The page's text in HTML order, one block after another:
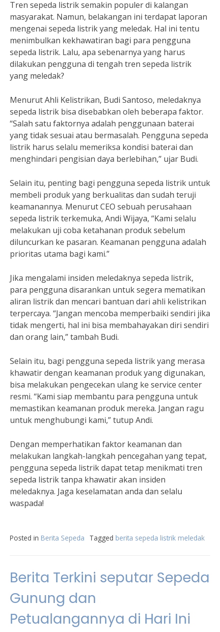
Tren sepeda listrik semakin populer di kalangan
masyarakat. Namun, belakangan ini terdapat laporan
mengenai sepeda listrik yang meledak. Hal ini tentu
menimbulkan kekhawatiran bagi para pengguna
sepeda listrik. Lalu, apa sebenarnya yang harus
dilakukan pengguna di tengah tren sepeda listrik
yang meledak?
Menurut Ahli Kelistrikan, Budi Santoso, meledaknya
sepeda listrik bisa disebabkan oleh beberapa faktor.
“Salah satu faktornya adalah penggunaan baterai
yang tidak sesuai atau bermasalah. Pengguna sepeda
listrik harus selalu memeriksa kondisi baterai dan
menghindari pengisian daya berlebihan,” ujar Budi.
Selain itu, penting bagi pengguna sepeda listrik untuk
membeli produk yang berkualitas dan sudah teruji
keamanannya. Menurut CEO sebuah perusahaan
sepeda listrik terkemuka, Andi Wijaya, “Kami selalu
melakukan uji coba ketahanan produk sebelum
diluncurkan ke pasaran. Keamanan pengguna adalah
prioritas utama bagi kami.”
Jika mengalami insiden meledaknya sepeda listrik,
para pengguna disarankan untuk segera mematikan
aliran listrik dan mencari bantuan dari ahli kelistrikan
terpercaya. “Jangan mencoba memperbaiki sendiri jika
tidak mengerti, hal ini bisa membahayakan diri sendiri
dan orang lain,” tambah Budi.
Selain itu, bagi pengguna sepeda listrik yang merasa
khawatir dengan keamanan produk yang digunakan,
bisa melakukan pengecekan ulang ke service center
resmi. “Kami siap membantu para pengguna untuk
memastikan keamanan produk mereka. Jangan ragu
untuk menghubungi kami,” tutup Andi.
Dengan memperhatikan faktor keamanan dan
melakukan langkah-langkah pencegahan yang tepat,
pengguna sepeda listrik dapat tetap menikmati tren
sepeda listrik tanpa khawatir akan insiden
meledaknya. Jaga keselamatan anda dan selalu
waspada!
Posted in Berita Sepeda Tagged berita sepeda listrik meledak
Berita Terkini seputar Sepeda
Gunung dan
Petualangannya di Hari Ini